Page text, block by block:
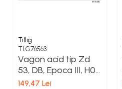
COSTUME PETRECERE ADULTI
Tillig
TLG76563
Vagon acid tip Zd
53, DB, Epoca III, H0,
Tillig 76563
149,47 Lei